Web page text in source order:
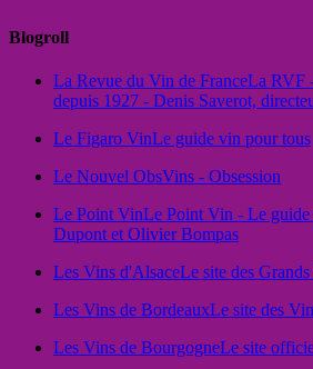
Blogroll
La Revue du Vin de FranceLa RVF
depuis 1927 - Denis Saverot,
Le Figaro VinLe guide vin pour tous
Le Nouvel ObsVins - Obsession
Le Point VinLe Point Vin - Le guide
Dupont et Olivier Bompas
Les Vins d'AlsaceLe site des
Les Vins de BordeauxLe site des
Les Vins de BourgogneLe site